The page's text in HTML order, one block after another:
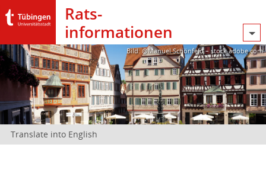
Rats­
informationen
Bild: @Manuel Schönfeld – stock.adobe.com
Translate into English